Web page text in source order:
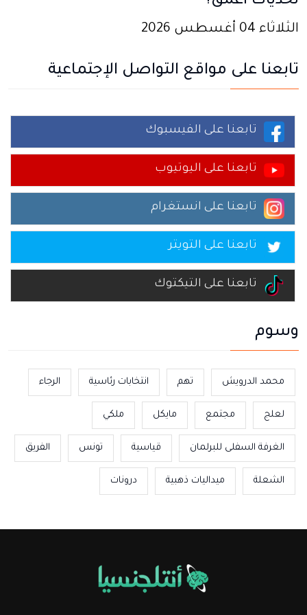
الثلاثاء 04 أغسطس 2026
تابعنا على مواقع التواصل الإجتماعية
تابعنا على الفيسبوك
تابعنا على اليوتيوب
تابعنا على انستغرام
تابعنا على التويتر
تابعنا على التيكتوك
وسوم
محمد الدرويش تهم انتخابات رئاسية الرجاء
لعلج مجتمع مايكل ملكي
الغرفة السفلى للبرلمان قياسية تونس الفريق
الشعلة ميداليات ذهبية درونات